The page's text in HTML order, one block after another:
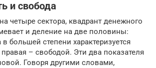
и свобода
четыре сектора, квадрант денежного
и деление на две половины:
большей степени характеризуется
– свободой. Эти два показателя
Говоря другими словами,